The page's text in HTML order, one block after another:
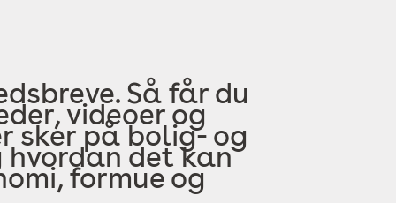
Så får du
videoer og
sker på bolig- og
hvordan det kan
formue og